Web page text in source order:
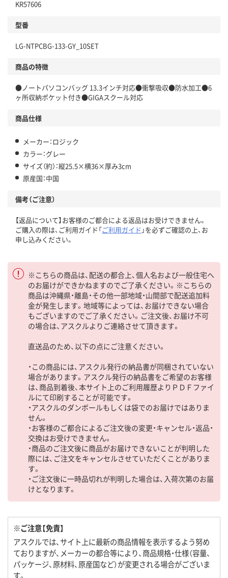
KR57606
型番
LG-NTPCBG-133-GY_10SET
商品の特徴
●ノートパソコンバッグ 13.3インチ対応●衝撃吸収●防水加工●6
ヶ所収納ポケット付き●GIGAスクール対応
商品仕様
メーカー：ロジック
カラー：グレー
サイズ（約）：縦25.5×横36×厚み3cm
原産国：中国
備考（ご注意）
【返品について】お客様のご都合による返品はお受けできません。
ご購入の際は、ご利用ガイド「ご利用ガイド 」を必ずご確認の上、お
申し込みください。
※こちらの商品は、配送の都合上、個人名および一般住宅へ
のお届けができかねますのでご了承ください。※こちらの
商品は沖縄県・離島・その他一部地域・山間部で配送追加料
金が発生します。地域等によっては、お届けできない場合
もございますのでご了承ください。ご注文後、お届け不可
の場合は、アスクルよりご連絡させて頂きます。
直送品のため、以下の点にご注意ください。
・この商品には、アスクル発行の納品書が同梱されていない
場合があります。アスクル発行の納品書をご希望のお客様
は、商品到着後、本サイト上のご利用履歴よりＰＤＦファイ
ルにて印刷することが可能です。
・アスクルのダンボールもしくは袋でのお届けではありま
せん。
・お客様のご都合によるご注文後の変更・キャンセル・返品・
交換はお受けできません。
・商品のご注文後に商品がお届けできないことが判明した
際には、ご注文をキャンセルさせていただくことがありま
す。
・ご注文後に一時品切れが判明した場合は、入荷次第のお届
けとなります。
※ご注意【免責】
アスクルでは、サイト上に最新の商品情報を表示するよう努め
ておりますが、メーカーの都合等により、商品規格・仕様（容量、
パッケージ、原材料、原産国など）が変更される場合がございま
す。